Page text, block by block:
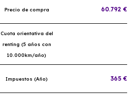
Precio de compra 60.792 €
Cuota orientativa del
renting (5 años con
10.000km/año)
Impuestos (Año) 365 €